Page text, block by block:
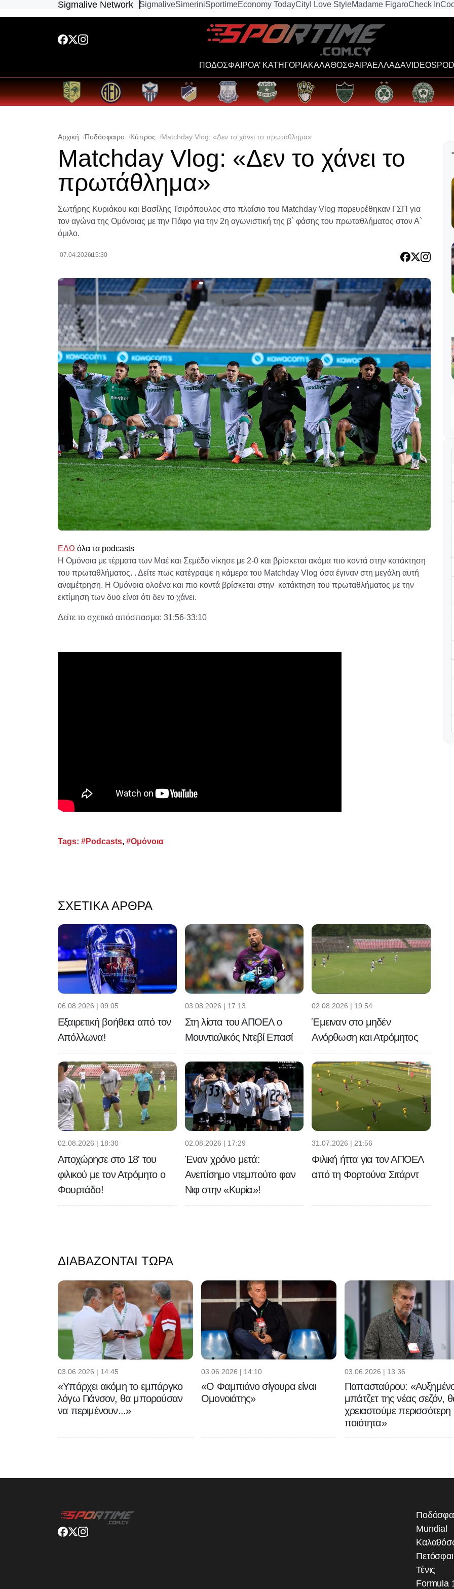
Sigmalive Network SigmaliveSimeriniSportimeEconomy TodayCity I Love StyleMadame FigaroCheck In
ΠΟΔΟΣΦΑΙΡΟΑ’ ΚΑΤΗΓΟΡΙΑΚΑΛΑΘΟΣΦΑΙΡΑΕΛΛΑΔΑVIDEOS
Αρχική Ποδόσφαιρο Κύπρος Matchday Vlog: «Δεν το χάνει το πρωτάθλημα»
Matchday Vlog: «Δεν το χάνει το
πρωτάθλημα»
Σωτήρης Κυριάκου και Βασίλης Τσιρόπουλος στο πλαίσιο του Matchday Vlog παρευρέθηκαν ΓΣΠ για
τον αγώνα της Ομόνοιας με την Πάφο για την 2η αγωνιστική της β` φάσης του πρωταθλήματος στον Α`
όμιλο.
07.04.2026 15:30
ΕΔΩ όλα τα podcasts
Η Ομόνοια με τέρματα των Μαέ και Σεμέδο νίκησε με 2-0 και βρίσκεται ακόμα πιο κοντά στην κατάκτηση
του πρωταθλήματος. . Δείτε πως κατέγραψε η κάμερα του Matchday Vlog όσα έγιναν στη μεγάλη αυτή
αναμέτρηση. Η Ομόνοια ολοένα και πιο κοντά βρίσκεται στην κατάκτηση του πρωταθλήματος με την
εκτίμηση των δυο είναι ότι δεν το χάνει.
Δείτε το σχετικό απόσπασμα: 31:56-33:10
Tags: #Podcasts, #Ομόνοια
ΣΧΕΤΙΚΆ ΆΡΘΡΑ
06.08.2026 | 09:05
Εξαιρετική βοήθεια από τον
Απόλλωνα!
03.08.2026 | 17:13
Στη λίστα του ΑΠΟΕΛ ο
Μουντιαλικός Ντεβί Επασί
02.08.2026 | 19:54
Έμειναν στο μηδέν
Ανόρθωση και Ατρόμητος
02.08.2026 | 18:30
Αποχώρησε στο 18' του
φιλικού με τον Ατρόμητο ο
Φουρτάδο!
02.08.2026 | 17:29
Έναν χρόνο μετά:
Ανεπίσημο ντεμπούτο φαν
Νιφ στην «Κυρία»!
31.07.2026 | 21:56
Φιλική ήττα για τον ΑΠΟΕΛ
από τη Φορτούνα Σιτάρντ
ΔΙΑΒΆΖΟΝΤΑΙ ΤΏΡΑ
03.06.2026 | 14:45
«Υπάρχει ακόμη το εμπάργκο
λόγω Γιάνσον, θα μπορούσαν
να περιμένουν...»
03.06.2026 | 14:10
«Ο Φαμπιάνο σίγουρα είναι
Ομονοιάτης»
03.06.2026 | 13:36
Παπασταύρου:
μπάτζετ της νέας σεζόν,
χρειαστούμε περισσότερη
ποιότητα»
Mundial
Τένις
Formula